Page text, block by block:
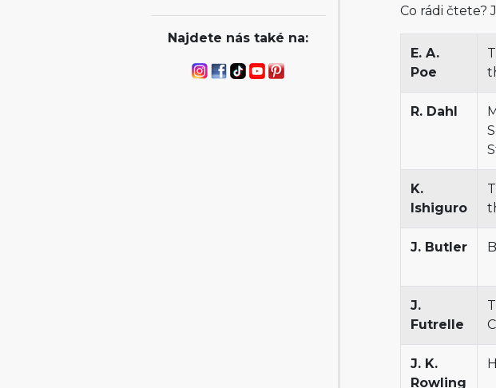
Najdete nás také na:
Co rádi čtete?
E. A.
Poe
R. Dahl
K.
Ishiguro
J. Butler
J.
Futrelle
J. K.
Rowling